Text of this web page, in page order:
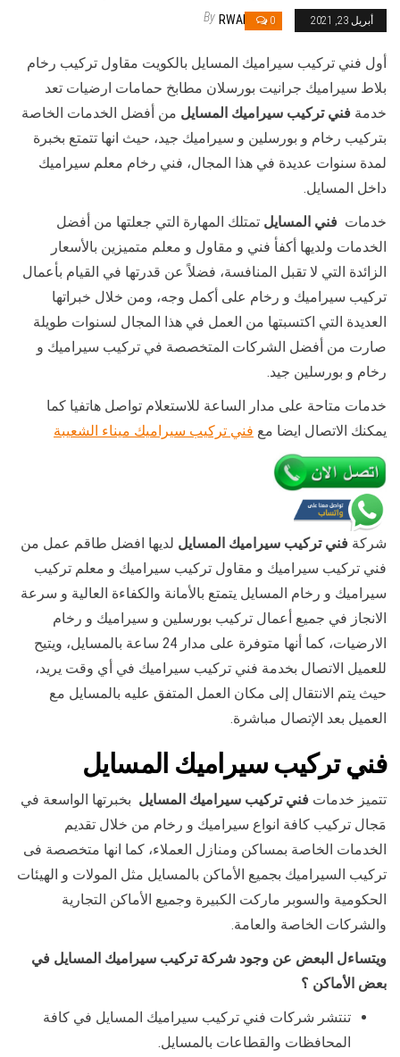
أبريل 23, 2021 0
By RWAN
أول فني تركيب سيراميك المسايل بالكويت مقاول تركيب رخام
بلاط سيراميك جرانيت بورسلان مطابخ حمامات ارضيات تعد
خدمة فني تركيب سيراميك المسايل من أفضل الخدمات الخاصة
بتركيب رخام و بورسلين و سيراميك جيد، حيث انها تتمتع بخبرة
لمدة سنوات عديدة في هذا المجال، فني رخام معلم سيراميك
داخل المسايل.
خدمات فني المسايل تمتلك المهارة التي جعلتها من أفضل
الخدمات ولديها أكفأ فني و مقاول و معلم متميزين بالأسعار
الزائدة التي لا تقبل المنافسة، فضلاً عن قدرتها في القيام بأعمال
تركيب سيراميك و رخام على أكمل وجه، ومن خلال خبراتها
العديدة التي اكتسبتها من العمل في هذا المجال لسنوات طويلة
صارت من أفضل الشركات المتخصصة في تركيب سيراميك و
رخام و بورسلين جيد.
خدمات متاحة على مدار الساعة للاستعلام تواصل هاتفيا كما
يمكنك الاتصال ايضا مع فني تركيب سيراميك ميناء الشعيبة
شركة فني تركيب سيراميك المسايل لديها افضل طاقم عمل من
فني تركيب سيراميك و مقاول تركيب سيراميك و معلم تركيب
سيراميك و رخام المسايل يتمتع بالأمانة والكفاءة العالية و سرعة
الانجاز في جميع أعمال تركيب بورسلين و سيراميك و رخام
الارضيات، كما أنها متوفرة على مدار 24 ساعة بالمسايل، ويتيح
للعميل الاتصال بخدمة فني تركيب سيراميك في أي وقت يريد،
حيث يتم الانتقال إلى مكان العمل المتفق عليه بالمسايل مع
العميل بعد الإتصال مباشرة.
فني تركيب سيراميك المسايل
تتميز خدمات فني تركيب سيراميك المسايل بخبرتها الواسعة في
مَجال تركيب كافة انواع سيراميك و رخام من خلال تقديم
الخدمات الخاصة بمساكن ومنازل العملاء، كما انها متخصصة فى
تركيب السيراميك بجميع الأماكن بالمسايل مثل المولات و الهيئات
الحكومية والسوبر ماركت الكبيرة وجميع الأماكن التجارية
والشركات الخاصة والعامة.
ويتساءل البعض عن وجود شركة تركيب سيراميك المسايل في
بعض الأماكن ؟
تنتشر شركات فني تركيب سيراميك المسايل في كافة
المحافظات والقطاعات بالمسايل.